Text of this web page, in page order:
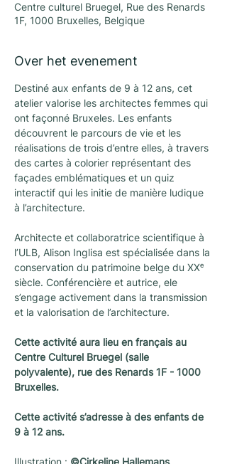
Centre culturel Bruegel, Rue des Renards
1F, 1000 Bruxelles, Belgique
Over het evenement
Destiné aux enfants de 9 à 12 ans, cet
atelier valorise les architectes femmes qui
ont façonné Bruxeles. Les enfants
découvrent le parcours de vie et les
réalisations de trois d’entre elles, à travers
des cartes à colorier représentant des
façades emblématiques et un quiz
interactif qui les initie de manière ludique
à l’architecture.
Architecte et collaboratrice scientifique à
l’ULB, Alison Inglisa est spécialisée dans la
conservation du patrimoine belge du XXᵉ
siècle. Conférencière et autrice, ele
s’engage activement dans la transmission
et la valorisation de l’architecture.
Cette activité aura lieu en français au
Centre Culturel Bruegel (salle
polyvalente), rue des Renards 1F - 1000
Bruxelles.
Cette activité s’adresse à des enfants de
9 à 12 ans.
Illustration : ©Cirkeline Hallemans